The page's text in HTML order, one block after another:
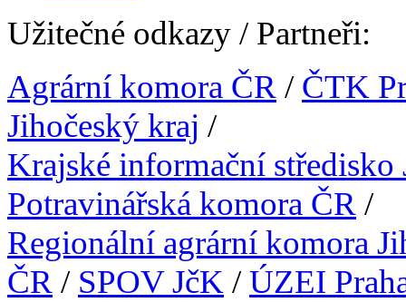
Užitečné odkazy / Partneři:
Agrární komora ČR / ČTK
Jihočeský kraj /
Krajské informační středisko
Potravinářská komora ČR /
Regionální agrární komora
ČR / SPOV JčK /ÚZEI